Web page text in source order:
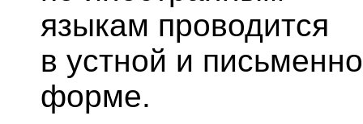
языкам проводится
в устной и
форме.